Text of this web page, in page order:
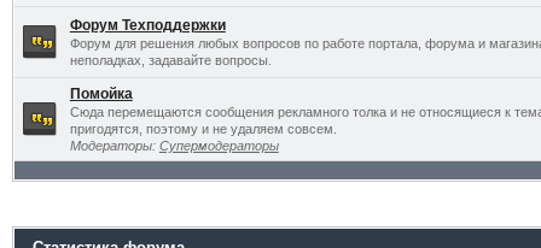
Форум Техподдержки
Форум для решения любых вопросов по работе портала, форума и
неполадках, задавайте вопросы.
Помойка
Сюда перемещаются сообщения рекламного толка и не относящиеся к
пригодятся, поэтому и не удаляем совсем.
Модераторы: Супермодераторы